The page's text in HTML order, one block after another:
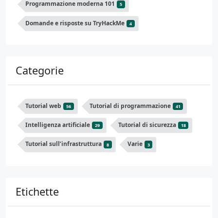
Programmazione moderna 101 5
Domande e risposte su TryHackMe 4
Categorie
Tutorial web 56 Tutorial di programmazione 41
Intelligenza artificiale 29 Tutorial di sicurezza 18
Tutorial sull’infrastruttura 8 Varie 3
Etichette